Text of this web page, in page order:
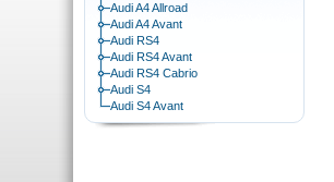
Audi A4 Allroad
Audi A4 Avant
Audi RS4
Audi RS4 Avant
Audi RS4 Cabrio
Audi S4
Audi S4 Avant